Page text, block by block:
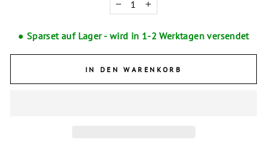
− +
● Sparset auf Lager - wird in 1-2 Werktagen versendet
IN DEN WARENKORB